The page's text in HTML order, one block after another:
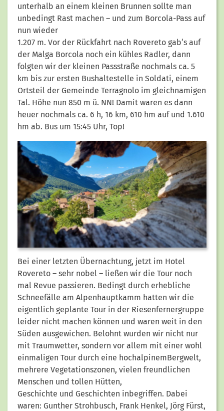
unterhalb an einem kleinen Brunnen sollte man
unbedingt Rast machen – und zum Borcola-Pass auf
nun wieder
1.207 m. Vor der Rückfahrt nach Rovereto gab‘s auf
der Malga Borcola noch ein kühles Radler, dann
folgten wir der kleinen Passstraße nochmals ca. 5
km bis zur ersten Bushaltestelle in Soldati, einem
Ortsteil der Gemeinde Terragnolo im gleichnamigen
Tal. Höhe nun 850 m ü. NN! Damit waren es dann
heuer nochmals ca. 6 h, 16 km, 610 hm auf und 1.610
hm ab. Bus um 15:45 Uhr, Top!
Bei einer letzten Übernachtung, jetzt im Hotel
Rovereto – sehr nobel – ließen wir die Tour noch
mal Revue passieren. Bedingt durch erhebliche
Schneefälle am Alpenhauptkamm hatten wir die
eigentlich geplante Tour in der Riesenfernergruppe
leider nicht machen können und waren weit in den
Süden ausgewichen. Belohnt wurden wir nicht nur
mit Traumwetter, sondern vor allem mit einer wohl
einmaligen Tour durch eine hochalpinemBergwelt,
mehrere Vegetationszonen, vielen freundlichen
Menschen und tollen Hütten,
Geschichte und Geschichten inbegriffen. Dabei
waren: Gunther Strohbusch, Frank Henkel, Jörg Fürst,